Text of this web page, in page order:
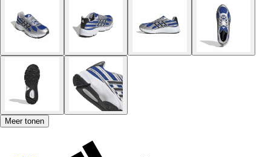
Meer tonen